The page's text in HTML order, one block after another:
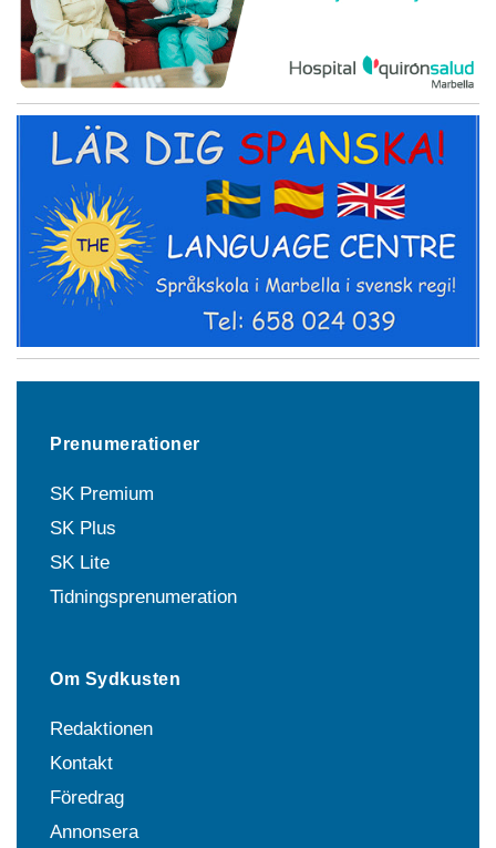
Prenumerationer
SK Premium
SK Plus
SK Lite
Tidningsprenumeration
Om Sydkusten
Redaktionen
Kontakt
Föredrag
Annonsera